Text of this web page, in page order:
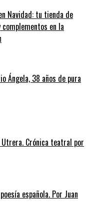
Navidad: tu tienda de
en la
Ángela, 38 años de pura
Crónica teatral por
española. Por Juan